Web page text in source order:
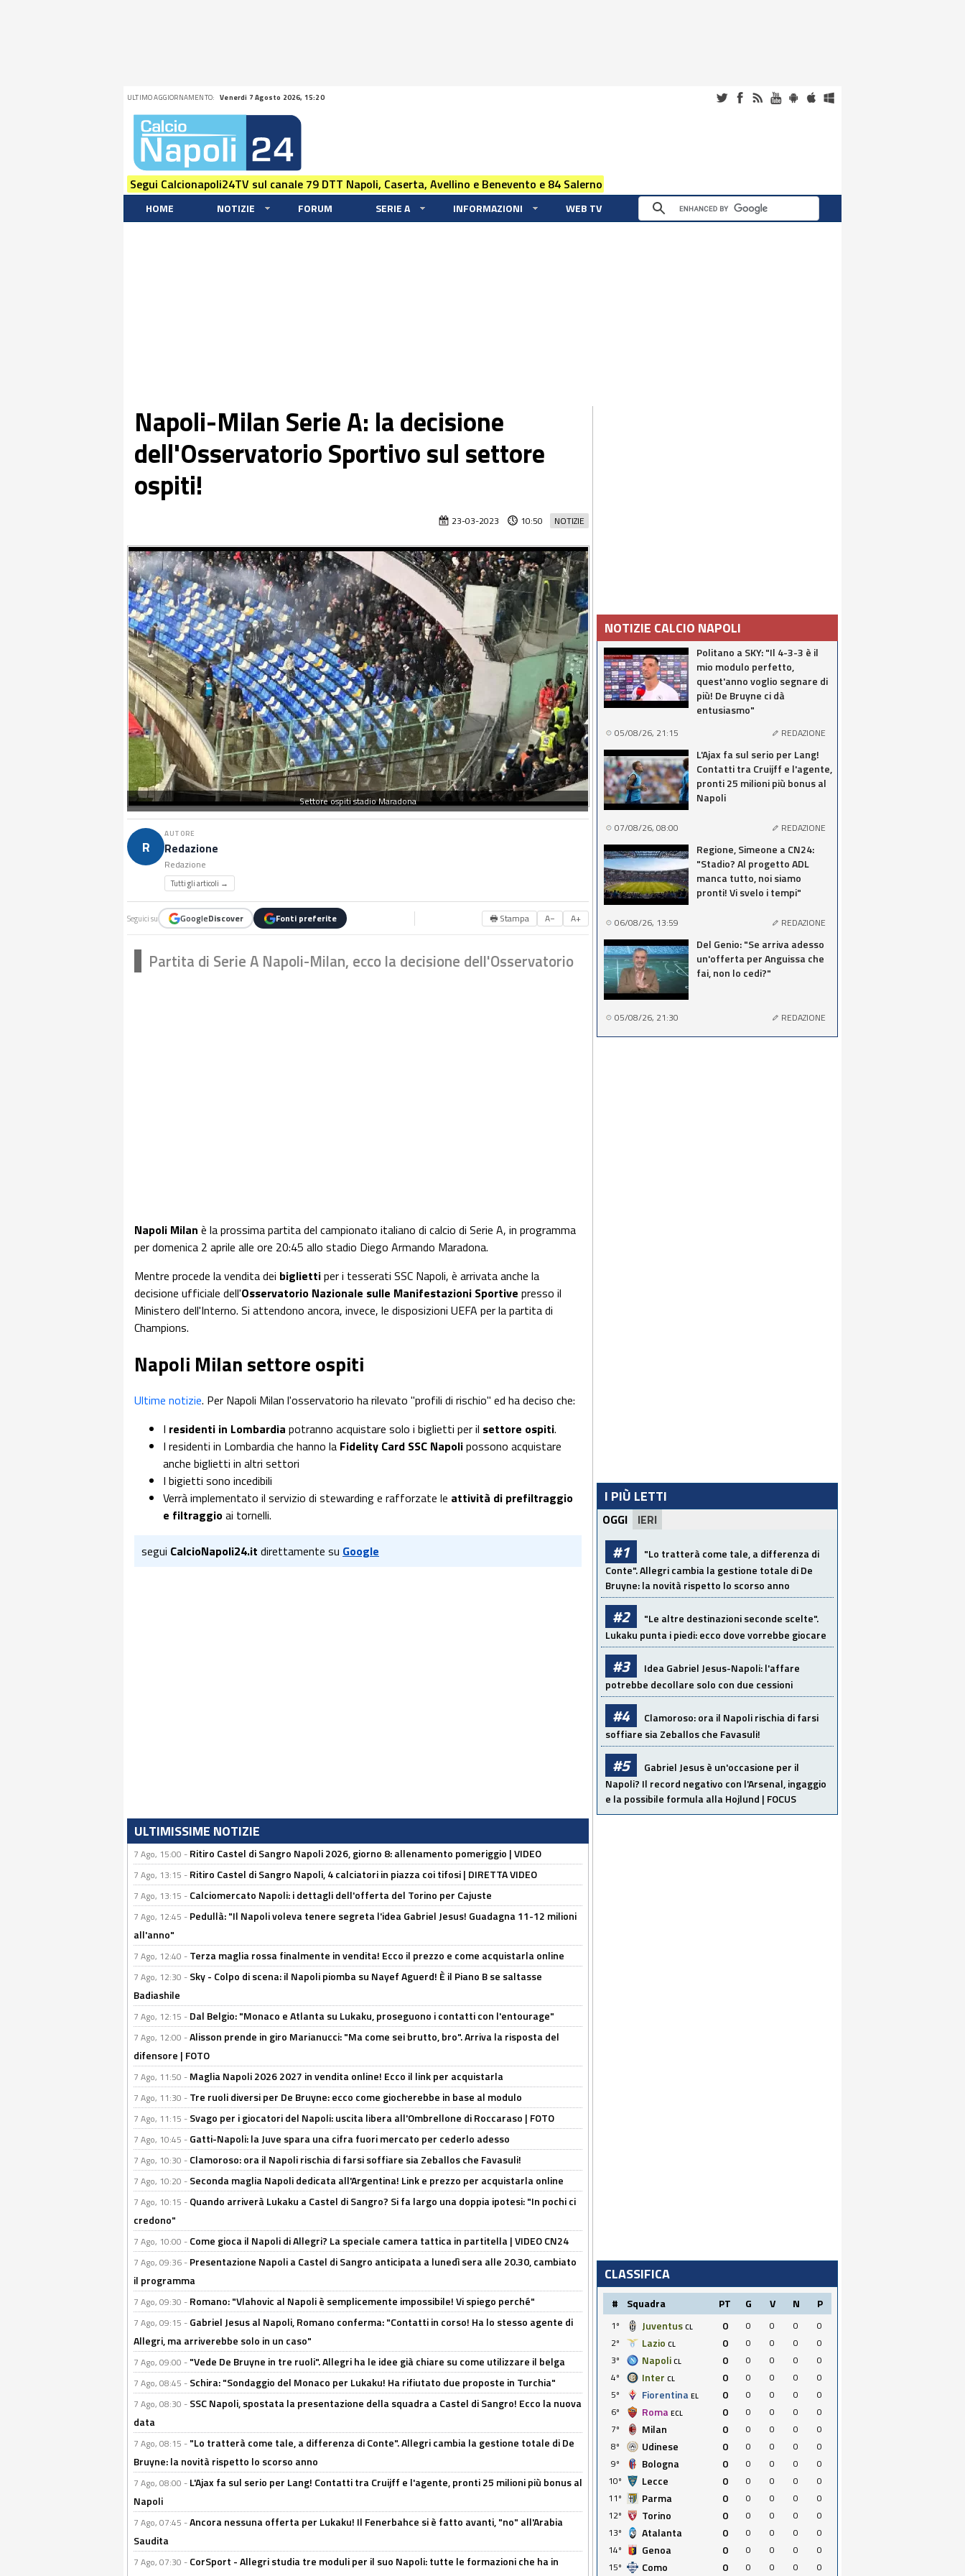
ULTIMO AGGIORNAMENTO: Venerdi 7 Agosto 2026, 15:20
Segui Calcionapoli24TV sul canale 79 DTT Napoli, Caserta, Avellino e Benevento e 84 Salerno
HOME NOTIZIE FORUM SERIE A INFORMAZIONI WEB TV
Napoli-Milan Serie A: la decisione
dell'Osservatorio Sportivo sul settore
ospiti!
NOTIZIE
23-03-2023 10:50
Settore ospiti stadio Maradona
R
AUTORE
Redazione
Redazione
Tutti gli articoli →
Seguici su GoogleDiscover Fonti preferite 🖶 Stampa A− A+
Partita di Serie A Napoli-Milan, ecco la decisione dell'Osservatorio
Napoli Milan è la prossima partita del campionato italiano di calcio di Serie A, in programma
per domenica 2 aprile alle ore 20:45 allo stadio Diego Armando Maradona.
Mentre procede la vendita dei bigliettiper i tesserati SSC Napoli, è arrivata anche la
decisione ufficiale dell'Osservatorio Nazionale sulle Manifestazioni Sportive presso il
Ministero dell'Interno. Si attendono ancora, invece, le disposizioni UEFA per la partita di
Champions.
Napoli Milan settore ospiti
Ultime notizie. Per Napoli Milan l'osservatorio ha rilevato "profili di rischio" ed ha deciso che:
I residenti in Lombardia potranno acquistare solo i biglietti per il settore ospiti.
I residenti in Lombardia che hanno la Fidelity Card SSC Napolipossono acquistare
anche biglietti in altri settori
I bigietti sono incedibili
Verrà implementato il servizio di stewarding e rafforzate le attività di prefiltraggio
e filtraggioai tornelli.
segui CalcioNapoli24.it direttamente su Google
ULTIMISSIME NOTIZIE
7 Ago, 15:00 - Ritiro Castel di Sangro Napoli 2026, giorno 8: allenamento pomeriggio | VIDEO
7 Ago, 13:15 - Ritiro Castel di Sangro Napoli, 4 calciatori in piazza coi tifosi | DIRETTA VIDEO
7 Ago, 13:15 - Calciomercato Napoli: i dettagli dell'offerta del Torino per Cajuste
7 Ago, 12:45 - Pedullà: "Il Napoli voleva tenere segreta l'idea Gabriel Jesus! Guadagna 11-12 milioni
all'anno"
7 Ago, 12:40 - Terza maglia rossa finalmente in vendita! Ecco il prezzo e come acquistarla online
7 Ago, 12:30 - Sky - Colpo di scena: il Napoli piomba su Nayef Aguerd! È il Piano B se saltasse
Badiashile
7 Ago, 12:15 - Dal Belgio: "Monaco e Atlanta su Lukaku, proseguono i contatti con l'entourage"
7 Ago, 12:00 -Alisson prende in giro Marianucci: "Ma come sei brutto, bro". Arriva la risposta del
difensore | FOTO
7 Ago, 11:50 - Maglia Napoli 2026 2027 in vendita online! Ecco il link per acquistarla
7 Ago, 11:30 - Tre ruoli diversi per De Bruyne: ecco come giocherebbe in base al modulo
7 Ago, 11:15 - Svago per i giocatori del Napoli: uscita libera all'Ombrellone di Roccaraso | FOTO
7 Ago, 10:45 - Gatti-Napoli: la Juve spara una cifra fuori mercato per cederlo adesso
7 Ago, 10:30 - Clamoroso: ora il Napoli rischia di farsi soffiare sia Zeballos che Favasuli!
7 Ago, 10:20 - Seconda maglia Napoli dedicata all'Argentina! Link e prezzo per acquistarla online
7 Ago, 10:15 - Quando arriverà Lukaku a Castel di Sangro? Si fa largo una doppia ipotesi: "In pochi ci
credono"
7 Ago, 10:00 - Come gioca il Napoli di Allegri? La speciale camera tattica in partitella | VIDEO CN24
7 Ago, 09:36 - Presentazione Napoli a Castel di Sangro anticipata a lunedì sera alle 20.30, cambiato
il programma
7 Ago, 09:30 - Romano: "Vlahovic al Napoli è semplicemente impossibile! Vi spiego perché"
7 Ago, 09:15 - Gabriel Jesus al Napoli, Romano conferma: "Contatti in corso! Ha lo stesso agente di
Allegri, ma arriverebbe solo in un caso"
7 Ago, 09:00 - "Vede De Bruyne in tre ruoli". Allegri ha le idee già chiare su come utilizzare il belga
7 Ago, 08:45 - Schira: "Sondaggio del Monaco per Lukaku! Ha rifiutato due proposte in Turchia"
7 Ago, 08:30 - SSC Napoli, spostata la presentazione della squadra a Castel di Sangro! Ecco la nuova
data
7 Ago, 08:15 - "Lo tratterà come tale, a differenza di Conte". Allegri cambia la gestione totale di De
Bruyne: la novità rispetto lo scorso anno
7 Ago, 08:00 - L'Ajax fa sul serio per Lang! Contatti tra Cruijff e l'agente, pronti 25 milioni più bonus al
Napoli
7 Ago, 07:45 -Ancora nessuna offerta per Lukaku! Il Fenerbahce si è fatto avanti, "no" all'Arabia
Saudita
7 Ago, 07:30 - CorSport - Allegri studia tre moduli per il suo Napoli: tutte le formazioni che ha in
NOTIZIE CALCIO NAPOLI
Politano a SKY: "Il 4-3-3 è il
mio modulo perfetto,
quest'anno voglio segnare di
più! De Bruyne ci dà
entusiasmo"
05/08/26, 21:15 REDAZIONE
L'Ajax fa sul serio per Lang!
Contatti tra Cruijff e l'agente,
pronti 25 milioni più bonus al
Napoli
07/08/26, 08:00 REDAZIONE
Regione, Simeone a CN24:
"Stadio? Al progetto ADL
manca tutto, noi siamo
pronti! Vi svelo i tempi"
06/08/26, 13:59 REDAZIONE
Del Genio: "Se arriva adesso
un'offerta per Anguissa che
fai, non lo cedi?"
05/08/26, 21:30 REDAZIONE
I PIÙ LETTI
OGGI IERI
#1
"Lo tratterà come tale, a differenza di
Conte". Allegri cambia la gestione totale di De
Bruyne: la novità rispetto lo scorso anno
#2
"Le altre destinazioni seconde scelte".
Lukaku punta i piedi: ecco dove vorrebbe giocare
#3
Idea Gabriel Jesus-Napoli: l'affare
potrebbe decollare solo con due cessioni
#4
Clamoroso: ora il Napoli rischia di farsi
soffiare sia Zeballos che Favasuli!
#5
Gabriel Jesus è un'occasione per il
Napoli? Il record negativo con l'Arsenal, ingaggio
e la possibile formula alla Hojlund | FOCUS
CLASSIFICA
# Squadra PT G V N P
1º Juventus CL 0 0 0 0
0
2º
Lazio CL 0 0 0 0
0
3º
Napoli CL 0 0 0 0
0
4º
Inter CL 0 0 0 0
0
5º
Fiorentina EL 0 0 0 0
0
6º
Roma ECL 0 0 0 0
0
7º
Milan 0 0 0 0
0
8º
Udinese 0 0 0 0
0
9º
Bologna 0 0 0 0
0
10º
Lecce 0 0 0 0
0
11º
Parma 0 0 0 0
0
12º
Torino 0 0 0 0
0
13º
Atalanta 0 0 0 0
0
14º
Genoa 0 0 0 0
0
15º
Como 0 0 0 0 0